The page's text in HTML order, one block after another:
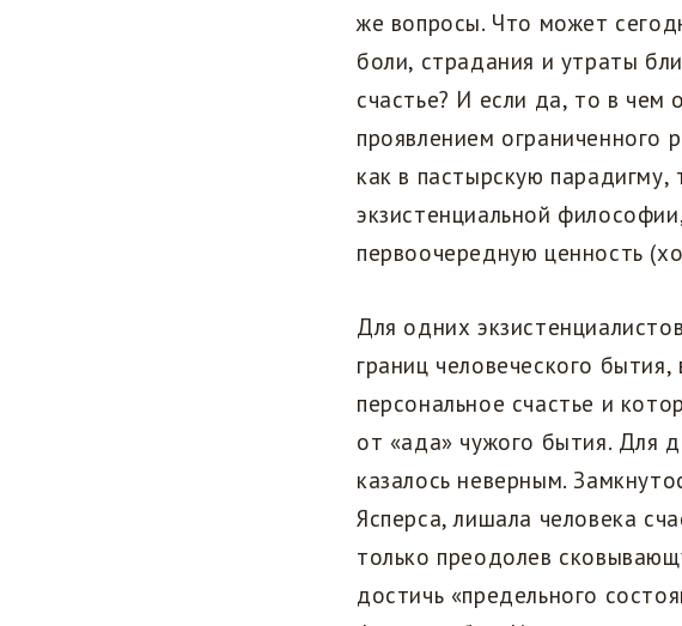
же вопросы. Что может
боли, страдания и утраты
счастье? И если да, то в
проявлением ограниченного
как в пастырскую парадигму,
экзистенциальной
первоочередную ценность
Для одних
границ человеческого
персональное счастье и
от «ада» чужого бытия. Для
казалось неверным.
Ясперса, лишала человека
только преодолев
достичь «предельного